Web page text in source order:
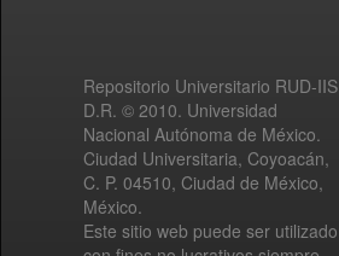
Repositorio Universitario RUD-IIS
D.R. © 2010. Universidad
Nacional Autónoma de México.
Ciudad Universitaria, Coyoacán,
C. P. 04510, Ciudad de México,
México.
Este sitio web puede ser utilizado